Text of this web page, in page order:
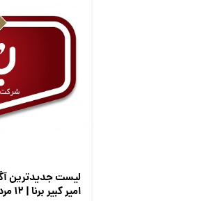
لیست جدیدترین
امیر کبیر برنا | ۱۲ مرداد ۱۴۰۵